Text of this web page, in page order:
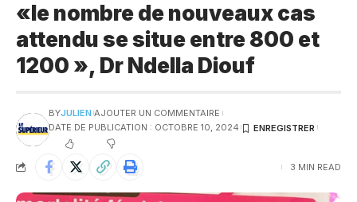
«le nombre de nouveaux cas
attendu se situe entre 800 et
1200 », Dr Ndella Diouf
BYJULIEN AJOUTER UN COMMENTAIRE
DATE DE PUBLICATION : OCTOBRE 10, 2024
3 MIN READ